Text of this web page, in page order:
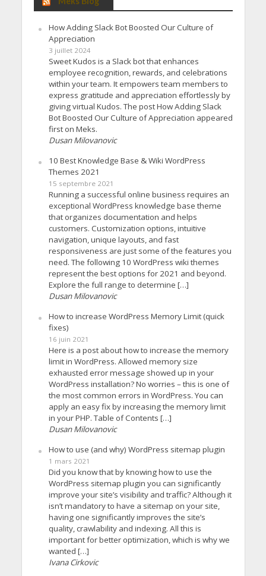
How Adding Slack Bot Boosted Our Culture of
Appreciation
3 juillet 2024
Sweet Kudos is a Slack bot that enhances
employee recognition, rewards, and celebrations
within your team. It empowers team members to
express gratitude and appreciation effortlessly by
giving virtual Kudos. The post How Adding Slack
Bot Boosted Our Culture of Appreciation appeared
first on Meks.
Dusan Milovanovic
10 Best Knowledge Base & Wiki WordPress
Themes 2021
15 septembre 2021
Running a successful online business requires an
exceptional WordPress knowledge base theme
that organizes documentation and helps
customers. Customization options, intuitive
navigation, unique layouts, and fast
responsiveness are just some of the features you
need. The following 10 WordPress wiki themes
represent the best options for 2021 and beyond.
Explore the full range to determine […]
Dusan Milovanovic
How to increase WordPress Memory Limit (quick
fixes)
16 juin 2021
Here is a post about how to increase the memory
limit in WordPress. Allowed memory size
exhausted error message showed up in your
WordPress installation? No worries – this is one of
the most common errors in WordPress. You can
apply an easy fix by increasing the memory limit
in your PHP. Table of Contents […]
Dusan Milovanovic
How to use (and why) WordPress sitemap plugin
1 mars 2021
Did you know that by knowing how to use the
WordPress sitemap plugin you can significantly
improve your site’s visibility and traffic? Although it
isn’t mandatory to have a sitemap on your site,
having one significantly improves the site’s
quality, crawlability and indexing. All this is
important for better optimization, which is why we
wanted […]
Ivana Cirkovic